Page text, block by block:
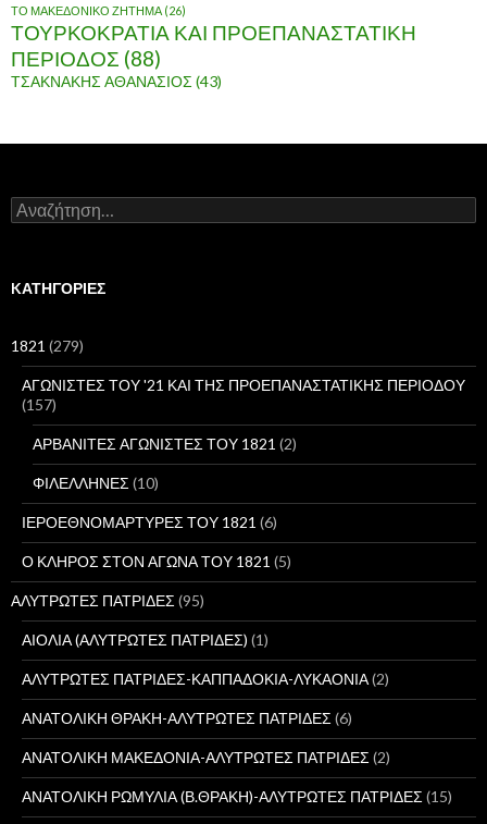
ΤΟ ΜΑΚΕΔΟΝΙΚΟ ΖΗΤΗΜΑ (26)
ΤΟΥΡΚΟΚΡΑΤΙΑ ΚΑΙ ΠΡΟΕΠΑΝΑΣΤΑΤΙΚΗ
ΠΕΡΙΟΔΟΣ (88)
ΤΣΑΚΝΑΚΗΣ ΑΘΑΝΑΣΙΟΣ (43)
Α
ν
ή
σ
KΑΤΗΓΟΡΊΕΣ
1821 (279)
ΑΓΩΝΙΣΤΕΣ ΤΟΥ '21 ΚΑΙ ΤΗΣ ΠΡΟΕΠΑΝΑΣΤΑΤΙΚΗΣ ΠΕΡΙΟΔΟΥ
(157)
ΑΡΒΑΝΙΤΕΣ ΑΓΩΝΙΣΤΕΣ ΤΟΥ 1821 (2)
ΦΙΛΕΛΛΗΝΕΣ (10)
ΙΕΡΟΕΘΝΟΜΑΡΤΥΡΕΣ ΤΟΥ 1821 (6)
Ο ΚΛΗΡΟΣ ΣΤΟΝ ΑΓΩΝΑ ΤΟΥ 1821 (5)
ΑΛΥΤΡΩΤΕΣ ΠΑΤΡΙΔΕΣ (95)
ΑΙΟΛΙΑ (ΑΛΥΤΡΩΤΕΣ ΠΑΤΡΙΔΕΣ) (1)
ΑΛΥΤΡΩΤΕΣ ΠΑΤΡΙΔΕΣ-ΚΑΠΠΑΔΟΚΙΑ-ΛΥΚΑΟΝΙΑ(2)
ΑΝΑΤΟΛΙΚΗ ΘΡΑΚΗ-ΑΛΥΤΡΩΤΕΣ ΠΑΤΡΙΔΕΣ (6)
ΑΝΑΤΟΛΙΚΗ ΜΑΚΕΔΟΝΙΑ-ΑΛΥΤΡΩΤΕΣ ΠΑΤΡΙΔΕΣ (2)
ΑΝΑΤΟΛΙΚΗ ΡΩΜΥΛΙΑ (Β.ΘΡΑΚΗ)-ΑΛΥΤΡΩΤΕΣ ΠΑΤΡΙΔΕΣ (15)